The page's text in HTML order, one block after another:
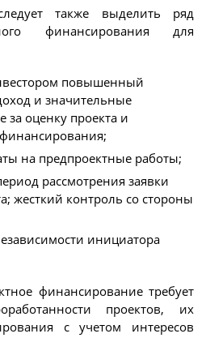
также выделить ряд
финансирования для
повышенный
и значительные
за оценку проекта и
на предпроектные работы;
рассмотрения заявки
жесткий контроль со стороны
инициатора
финансирование требует
проектов, их
с учетом интересов